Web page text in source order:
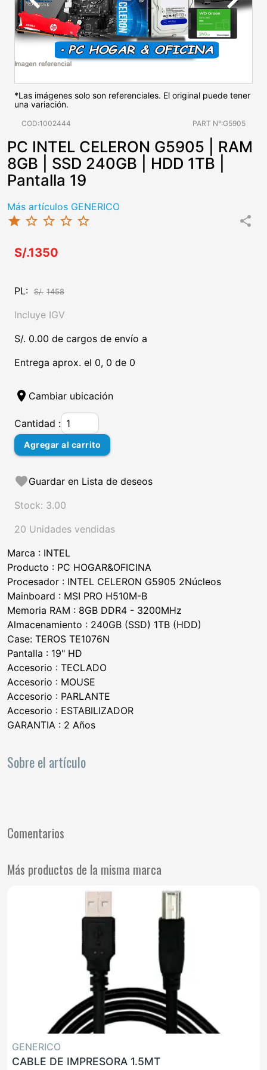
*Las imágenes solo son referenciales. El original puede tener
una variación.
COD:1002444 PART N°:G5905
PC INTEL CELERON G5905 | RAM
8GB | SSD 240GB | HDD 1TB |
Pantalla 19
Más artículos GENERICO
star star_border star_border star_border star_border share
S/.1350
PL: S/. 1458
Incluye IGV
S/. 0.00 de cargos de envío a
Entrega aprox. el 0, 0 de 0
location_on Cambiar ubicación
Cantidad :
Agregar al carrito
favoriteGuardar en Lista de deseos
Stock: 3.00
20 Unidades vendidas
Marca : INTEL
Producto : PC HOGAR&OFICINA
Procesador : INTEL CELERON G5905 2Núcleos
Mainboard : MSI PRO H510M-B
Memoria RAM : 8GB DDR4 - 3200MHz
Almacenamiento : 240GB (SSD) 1TB (HDD)
Case: TEROS TE1076N
Pantalla : 19" HD
Accesorio : TECLADO
Accesorio : MOUSE
Accesorio : PARLANTE
Accesorio : ESTABILIZADOR
GARANTIA : 2 Años
Sobre el artículo
Comentarios
Más productos de la misma marca
GENERICO
CABLE DE IMPRESORA 1.5MT